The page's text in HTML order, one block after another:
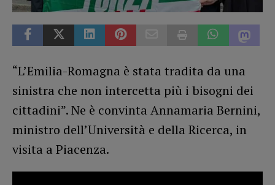
“L’Emilia-Romagna è stata tradita da una
sinistra che non intercetta più i bisogni dei
cittadini”. Ne è convinta Annamaria Bernini,
ministro dell’Università e della Ricerca, in
visita a Piacenza.